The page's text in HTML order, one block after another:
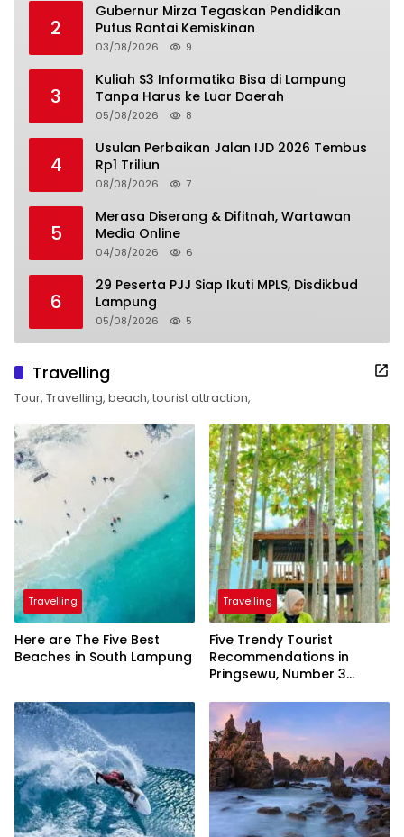
2
Gubernur Mirza Tegaskan Pendidikan
Putus Rantai Kemiskinan
03/08/2026 9
3
Kuliah S3 Informatika Bisa di Lampung
Tanpa Harus ke Luar Daerah
05/08/2026 8
4
Usulan Perbaikan Jalan IJD 2026 Tembus
Rp1 Triliun
08/08/2026 7
5
Merasa Diserang & Difitnah, Wartawan
Media Online
04/08/2026 6
6
29 Peserta PJJ Siap Ikuti MPLS, Disdikbud
Lampung
05/08/2026 5
Travelling
Tour, Travelling, beach, tourist attraction,
Travelling
Here are The Five Best
Beaches in South Lampung
Travelling
Five Trendy Tourist
Recommendations in
Pringsewu, Number 3
President